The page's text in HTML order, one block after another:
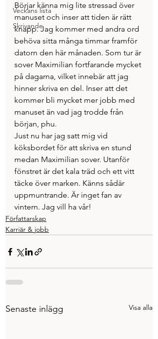
Veckans lista
Skrivande
Börjar känna mig lite stressad över
manuset och inser att tiden är rätt
knapp. Jag kommer med andra ord
behöva sitta många timmar framför
datorn den här månaden. Som tur är
sover Maximilian fortfarande mycket
på dagarna, vilket innebär att jag
hinner skriva en del. Inser att det
kommer bli mycket mer jobb med
manuset än vad jag trodde från
början, phu.
Just nu har jag satt mig vid
köksbordet för att skriva en stund
medan Maximilian sover. Utanför
fönstret är det kala träd och ett vitt
täcke över marken. Känns sådär
uppmuntrande. Är inget fan av
vintern. Jag vill ha vår!
Författarskap
Karriär & jobb
Senaste inlägg Visa alla